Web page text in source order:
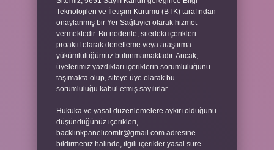
Teknolojileri ve İletişim Kurumu (BTK) tarafından
onaylanmış bir Yer Sağlayıcı olarak hizmet
vermektedir. Bu nedenle, sitedeki içerikleri
proaktif olarak denetleme veya araştırma
yükümlülüğümüz bulunmamaktadır. Ancak,
üyelerimiz yazdıkları içeriklerin sorumluluğunu
taşımakta olup, siteye üye olarak bu
sorumluluğu kabul etmiş sayılırlar.
Hukuka ve yasal düzenlemelere aykırı olduğunu
düşündüğünüz içerikleri,
backlinkpanelicomtr@gmail.com adresine
bildirmeniz halinde, ilgili içerikler yasal süre